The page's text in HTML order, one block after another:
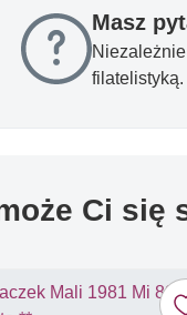
Masz
filatelistyką.
Ci się